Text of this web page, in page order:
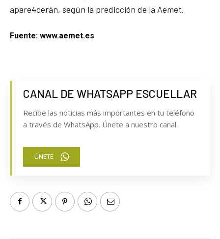
apare4cerán, según la predicción de la Aemet.
Fuente: www.aemet.es
CANAL DE WHATSAPP ESCUELLAR
Recibe las noticias más importantes en tu teléfono
a través de WhatsApp. Únete a nuestro canal.
ÚNETE